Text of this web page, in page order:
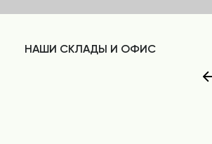
НАШИ СКЛАДЫ И ОФИС